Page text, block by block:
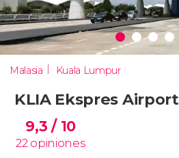
Malasia Kuala Lumpur
KLIA Ekspres Airport
9,3/ 10
22 opiniones